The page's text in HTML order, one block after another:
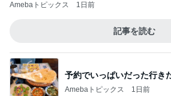
Amebaトピックス 1日前
記事を読む
予約でいっぱいだった行き
Amebaトピックス 1日前